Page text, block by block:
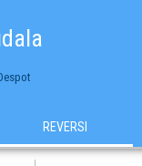
REVERSI